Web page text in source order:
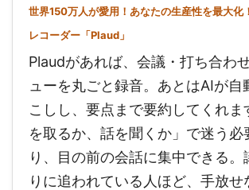
世界150万人が愛用！あなたの生産性を最大化
レコーダー「Plaud」
Plaudがあれば、会議・打ち合わ
ューを丸ごと録音。あとはAIが自
こしし、要点まで要約してくれま
を取るか、話を聞くか」で迷う必
り、目の前の会話に集中できる。
りに追われている人ほど、手放せ